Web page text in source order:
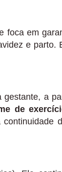
foca em
e parto.
gestante, a
de